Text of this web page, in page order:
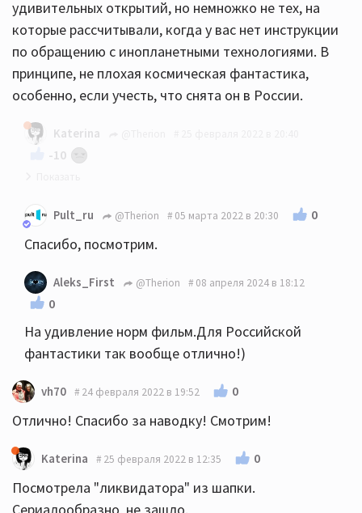
удивительных открытий, но немножко не тех, на
которые рассчитывали, когда у вас нет инструкции
по обращению с инопланетными технологиями. В
принципе, не плохая космическая фантастика,
особенно, если учесть, что снята он в России.
Katerina
-10
Pult_ru @Therion 05 марта 2022 в 20:30 0
Спасибо, посмотрим.
Aleks_First @Therion 08 апреля 2024 в 18:12
0
На удивление норм фильм.Для Российской
фантастики так вообще отлично!)
vh70 24 февраля 2022 в 19:52 0
Отлично! Спасибо за наводку! Смотрим!
Katerina 25 февраля 2022 в 12:35 0
Посмотрела "ликвидатора" из шапки.